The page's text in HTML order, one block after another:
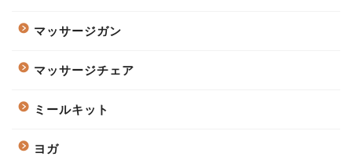
マッサージガン
マッサージチェア
ミールキット
ヨガ